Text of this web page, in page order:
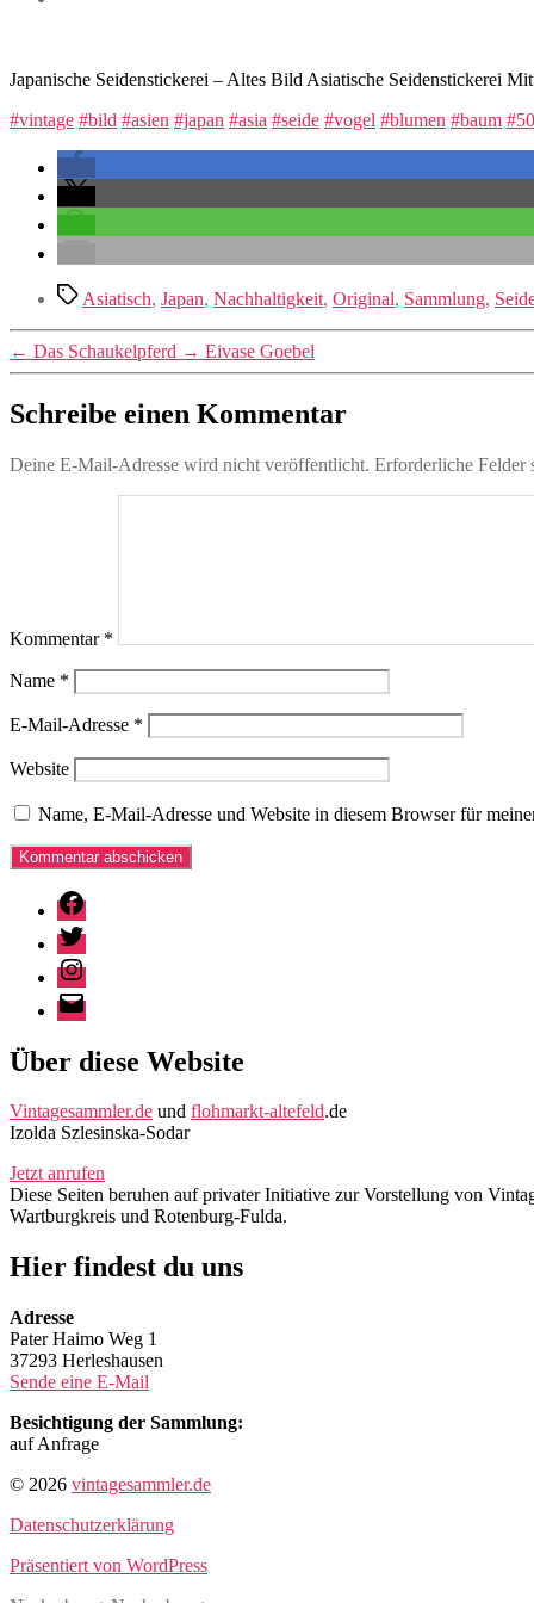
Japanische Seidenstickerei – Altes Bild Asiatische Seidenstickerei
#vintage #bild #asien #japan #asia #seide #vogel #blumen #baum
Schlagwörter
Asiatisch, Japan, Nachhaltigkeit, Original, Sammlung,
← Das Schaukelpferd → Eivase Goebel
Schreibe einen Kommentar
Deine E-Mail-Adresse wird nicht veröffentlicht. Erforderliche Felder
Kommentar *
Name *
E-Mail-Adresse *
Website
Name, E-Mail-Adresse und Website in diesem Browser für
Facebook
Twitter
Instagram
E-
Mail
Über diese Website
Vintagesammler.de und flohmarkt-altefeld.de
Izolda Szlesinska-Sodar
Jetzt anrufen
Diese Seiten beruhen auf privater Initiative zur Vorstellung von
Wartburgkreis und Rotenburg-Fulda.
Hier findest du uns
Adresse
Pater Haimo Weg 1
37293 Herleshausen
Sende eine E-Mail
Besichtigung der Sammlung:
auf Anfrage
© 2026 vintagesammler.de
Datenschutzerklärung
Präsentiert von WordPress